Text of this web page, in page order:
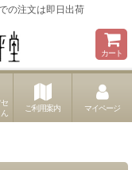
の注文は即日出荷
カート
ご利用案内 マイページ